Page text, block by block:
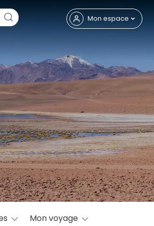
Mon espace
Mon voyage
Fermer